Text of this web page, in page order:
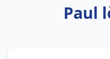
Paul